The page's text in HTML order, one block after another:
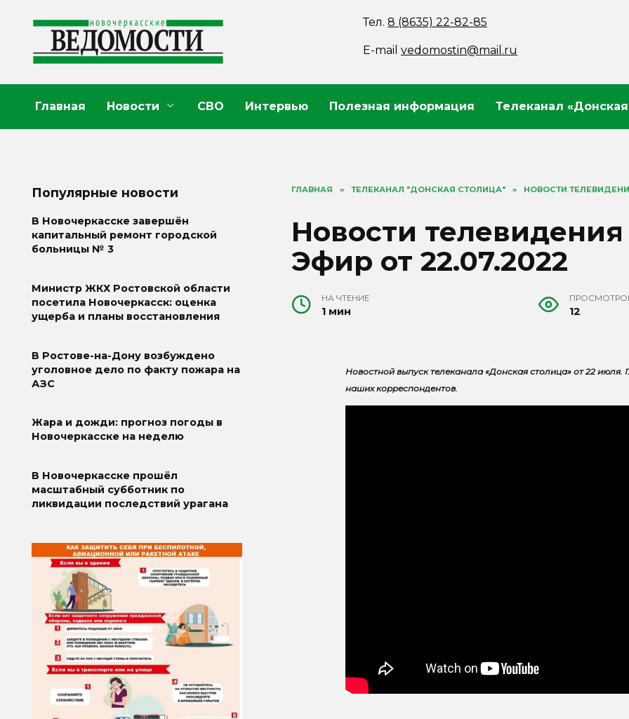
содержанию
Тел.8 (8635) 22-82-85
E-mailvedomostin@mail.ru
Главная Новости СВО Интервью Полезная информация Телеканал
ГЛАВНАЯ » ТЕЛЕКАНАЛ "ДОНСКАЯ СТОЛИЦА" » НОВОСТИ
Новости
Эфир от 22.07.2022
НА ЧТЕНИЕ
1 мин 12
Новостной выпуск телеканала «Донская столица» от 22 июля.
наших корреспондентов.
Популярные новости
В Новочеркасске завершён
капитальный ремонт городской
больницы № 3
Министр ЖКХ Ростовской области
посетила Новочеркасск: оценка
ущерба и планы восстановления
В Ростове-на-Дону возбуждено
уголовное дело по факту пожара на
АЗС
Жара и дожди: прогноз погоды в
Новочеркасске на неделю
В Новочеркасске прошёл
масштабный субботник по
ликвидации последствий урагана